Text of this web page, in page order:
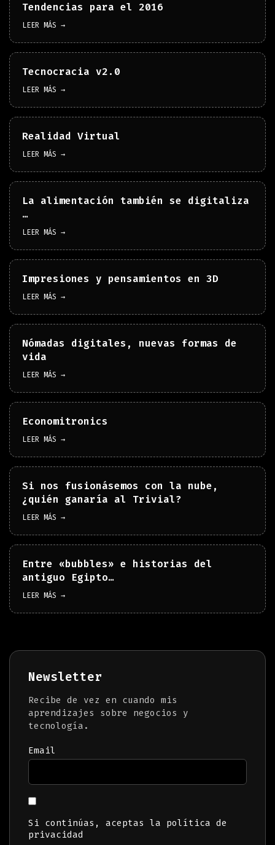
Tendencias para el 2016
LEER MÁS →
Tecnocracia v2.0
LEER MÁS →
Realidad Virtual
LEER MÁS →
La alimentación también se digitaliza
…
LEER MÁS →
Impresiones y pensamientos en 3D
LEER MÁS →
Nómadas digitales, nuevas formas de
vida
LEER MÁS →
Economitronics
LEER MÁS →
Si nos fusionásemos con la nube,
¿quién ganaría al Trivial?
LEER MÁS →
Entre «bubbles» e historias del
antiguo Egipto…
LEER MÁS →
Newsletter
Recibe de vez en cuando mis
aprendizajes sobre negocios y
tecnología.
Email
Si continúas, aceptas la política de
privacidad